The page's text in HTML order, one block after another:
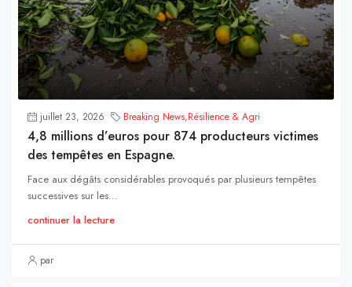
juillet 23, 2026 Breaking News,Résilience & Agri
4,8 millions d’euros pour 874 producteurs victimes
des tempêtes en Espagne.
Face aux dégâts considérables provoqués par plusieurs tempêtes
successives sur les...
continuer la lecture
par